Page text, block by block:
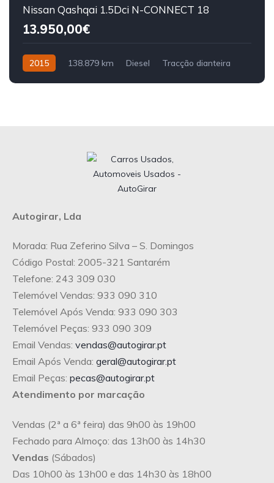
Nissan Qashqai 1.5Dci N-CONNECT 18
13.950,00€
2015 138.879 km Diesel Tracção dianteira
Autogirar, Lda
Morada: Rua Zeferino Silva – S. Domingos
Código Postal: 2005-321 Santarém
Telefone: 243 309 030
Telemóvel Vendas: 933 090 310
Telemóvel Após Venda: 933 090 303
Telemóvel Peças: 933 090 309
Email Vendas: vendas@autogirar.pt
Email Após Venda: geral@autogirar.pt
Email Peças: pecas@autogirar.pt
Atendimento por marcação
Vendas (2ª a 6ª feira) das 9h00 às 19h00
Fechado para Almoço: das 13h00 às 14h30
Vendas (Sábados)
Das 10h00 às 13h00 e das 14h30 às 18h00